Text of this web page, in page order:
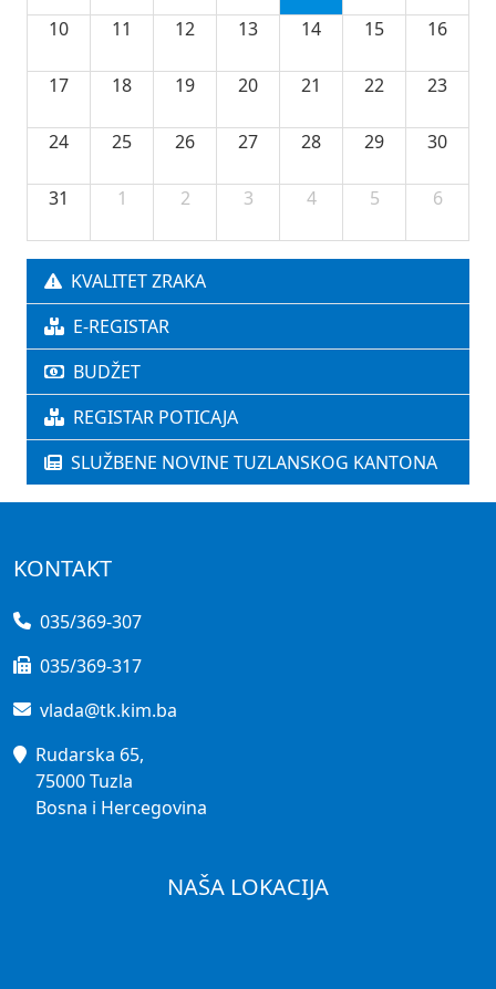
10 11 12 13 14 15 16
17 18 19 20 21 22 23
24 25 26 27 28 29 30
31 1 2 3 4 5 6
KVALITET ZRAKA
E-REGISTAR
BUDŽET
REGISTAR POTICAJA
SLUŽBENE NOVINE TUZLANSKOG KANTONA
KONTAKT
035/369-307
035/369-317
vlada@tk.kim.ba
Rudarska 65,
75000 Tuzla
Bosna i Hercegovina
NAŠA LOKACIJA